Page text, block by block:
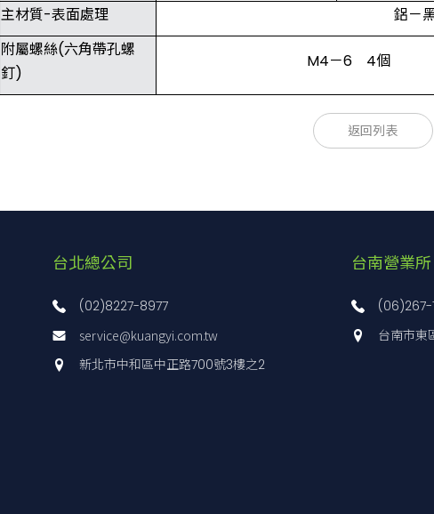
主材質-表面處理
鋁－
附屬螺絲(六角帶孔螺
釘)
M4－6 4個
滑台面尺寸
[mm]
滑台面尺寸
[mm]
移動
B11-25ARN
25×25 3.2
B11-25ANFP
鋁-黑耐酸鋁處理 25×25
B11-25ARNFP
鋁-黑耐酸鋁處理 25×25
B11-25ANFH
鋁-黑耐酸鋁處理
返回列表
台北總公司
(02)8227-8977
service@kuangyi.com.tw
新北市中和區中正路700號3樓之2
台南營業所
(06)267-
台南市東